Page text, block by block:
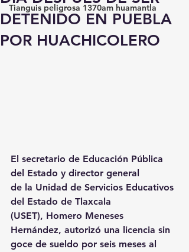
Tianguis peligrosa 1370am huamantla
DETENIDO EN PUEBLA
POR HUACHICOLERO
El secretario de Educación Pública
del Estado y director general
de la Unidad de Servicios Educativos
del Estado de Tlaxcala
(USET), Homero Meneses
Hernández, autorizó una licencia sin
goce de sueldo por seis meses al